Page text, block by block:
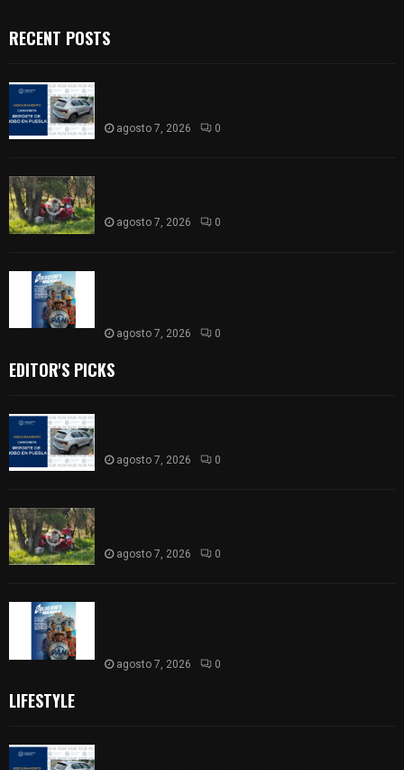
RECENT POSTS
agosto 7, 2026 0
agosto 7, 2026 0
agosto 7, 2026 0
EDITOR'S PICKS
agosto 7, 2026 0
agosto 7, 2026 0
agosto 7, 2026 0
LIFESTYLE